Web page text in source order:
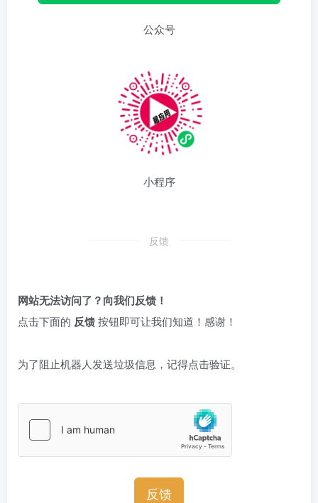
公众号
小程序
反馈
网站无法访问了？向我们反馈！
点击下面的 反馈按钮即可让我们知道！感谢！
为了阻止机器人发送垃圾信息，记得点击验证。
反馈